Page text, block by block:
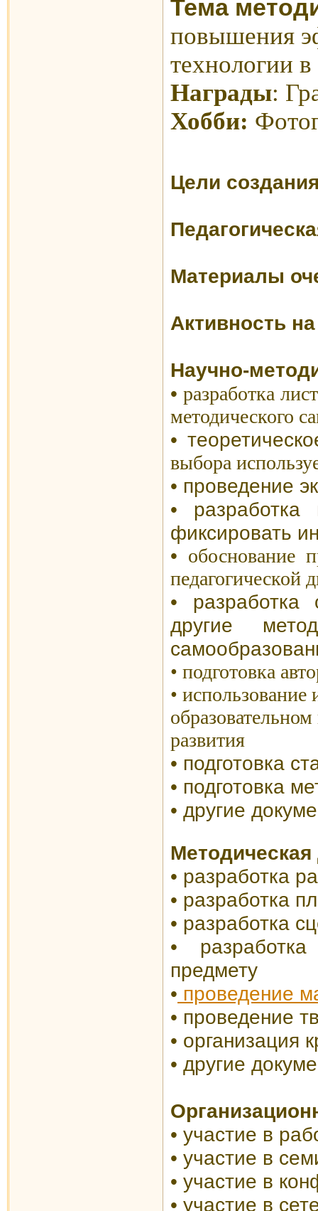
Тема
повышения
технологии
Награды:
Хобби:
Цели
Материалы
Активность
Научно-
• разработка
методического
•
выбора
• проведение
• разработка
фиксировать
• обоснование
педагогической
• р
другие
• подготовка
•
развития
• подготовка
• подготовка м
• другие
• разработка
• разработка
• разработка
•
предмету
• проведение м
• проведение т
• организация
• другие
• участие в
• участие в
• участие в
• участие в